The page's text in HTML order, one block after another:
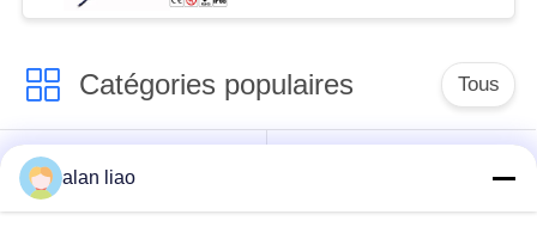
Catégories populaires Tous
Connecteur circulaire
imperméable
basse tension
alan liao